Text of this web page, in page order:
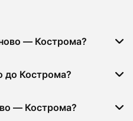
— Кострома?
до Кострома?
— Кострома?